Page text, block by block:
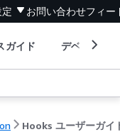
お問い合わせフィー
ガイド デベロッパ
Hooks ユーザーガイ